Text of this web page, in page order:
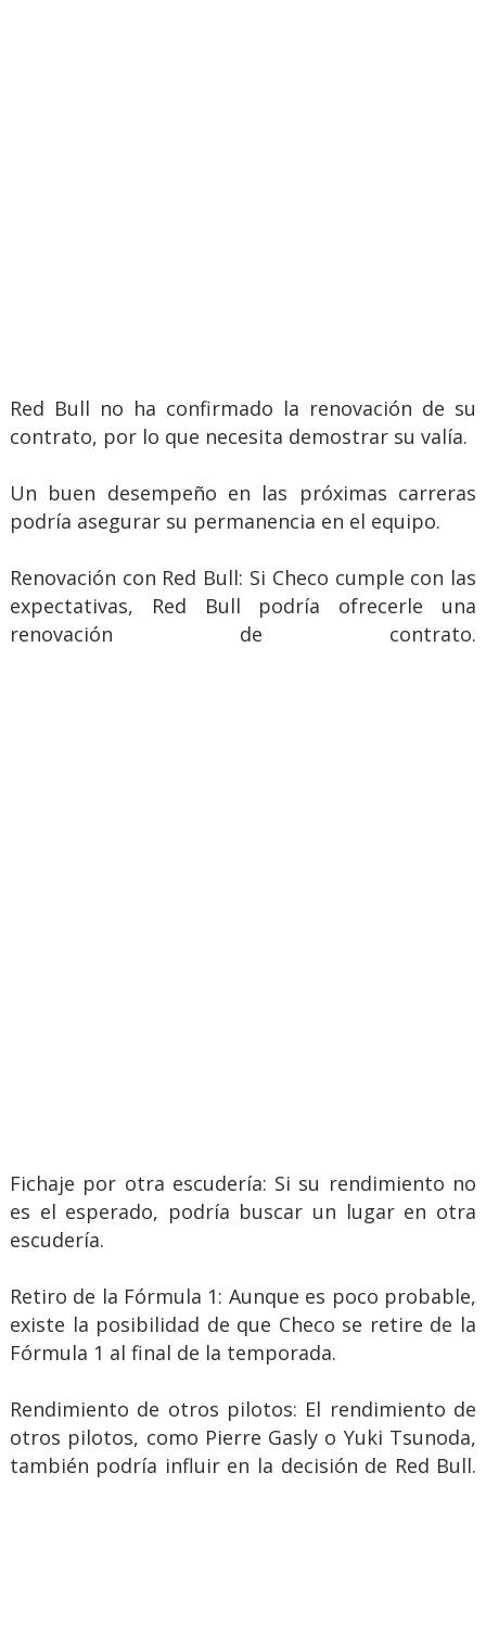
Red Bull no ha confirmado la renovación de su
contrato, por lo que necesita demostrar su valía.
Un buen desempeño en las próximas carreras
podría asegurar su permanencia en el equipo.
Renovación con Red Bull: Si Checo cumple con las
expectativas, Red Bull podría ofrecerle una
renovación de contrato.
Fichaje por otra escudería: Si su rendimiento no
es el esperado, podría buscar un lugar en otra
escudería.
Retiro de la Fórmula 1: Aunque es poco probable,
existe la posibilidad de que Checo se retire de la
Fórmula 1 al final de la temporada.
Rendimiento de otros pilotos: El rendimiento de
otros pilotos, como Pierre Gasly o Yuki Tsunoda,
también podría influir en la decisión de Red Bull.